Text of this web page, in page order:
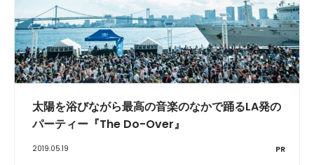
太陽を浴びながら最高の音楽のなかで踊るLA発の
パーティー『The Do-Over』
2019.05.19 PR